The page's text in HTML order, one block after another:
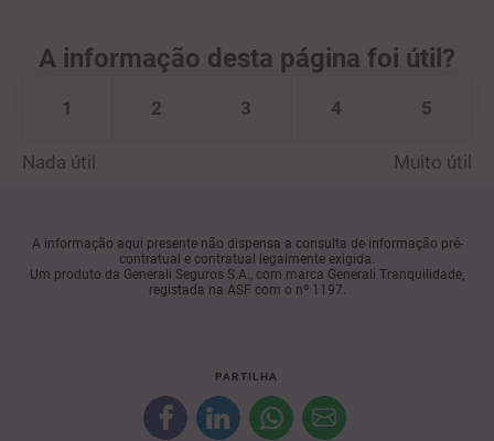
A informação desta página foi útil?
Nada útil
1 2 3 4 5
Muito útil
A informação aqui presente não dispensa a consulta de informação pré-
contratual e contratual legalmente exigida.
Um produto da Generali Seguros S.A., com marca Generali Tranquilidade,
registada na ASF com o nº 1197.
PARTILHA